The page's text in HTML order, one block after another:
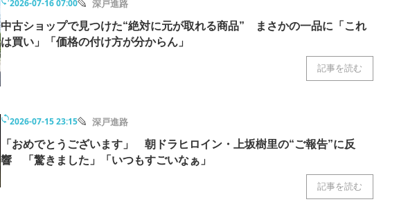
2026-07-16 07:00 深戸進路
中古ショップで見つけた“絶対に元が取れる商品” まさかの一品に「これ
は買い」「価格の付け方が分からん」
記事を読む
2026-07-15 23:15 深戸進路
「おめでとうございます」 朝ドラヒロイン・上坂樹里の“ご報告”に反
響 「驚きました」「いつもすごいなぁ」
記事を読む